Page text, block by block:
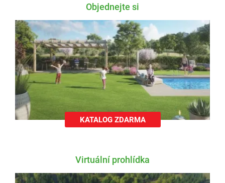
Objednejte si
KATALOG ZDARMA
Virtuální prohlídka